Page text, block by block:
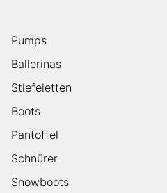
Pumps
Ballerinas
Stiefeletten
Boots
Pantoffel
Schnürer
Snowboots